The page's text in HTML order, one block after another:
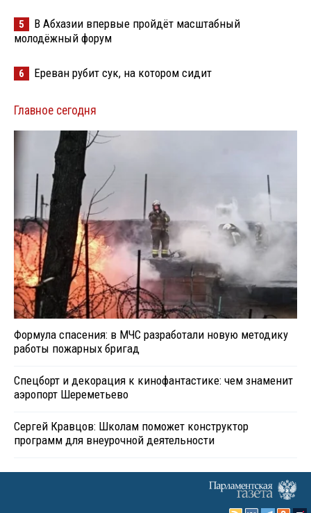
5
В Абхазии впервые пройдёт масштабный
молодёжный форум
6 Ереван рубит сук, на котором сидит
Главное сегодня
Формула спасения: в МЧС разработали новую методику
работы пожарных бригад
Спецборт и декорация к кинофантастике: чем знаменит
аэропорт Шереметьево
Сергей Кравцов: Школам поможет конструктор
программ для внеурочной деятельности